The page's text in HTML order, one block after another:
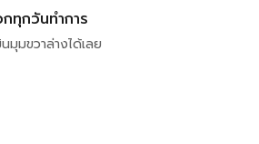
ทุกวันทำการ
มขวาล่างได้เลย